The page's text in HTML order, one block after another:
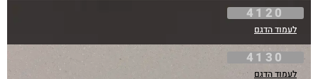
4120
לעמוד הדגם
4130
לעמוד הדגם